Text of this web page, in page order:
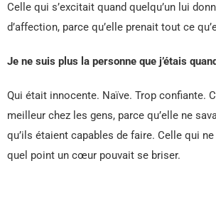
Celle qui s’excitait quand quelqu’un lui
d’affection, parce qu’elle prenait tout ce
Je ne suis plus la personne que j’étais
Qui était innocente. Naïve. Trop confiante.
meilleur chez les gens, parce qu’elle ne
qu’ils étaient capables de faire. Celle qui
quel point un cœur pouvait se briser.